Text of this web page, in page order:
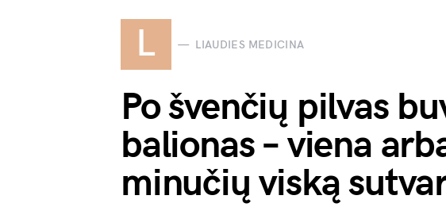
L LIAUDIES MEDICINA
Po švenčių pilvas
balionas – viena
minučių viską